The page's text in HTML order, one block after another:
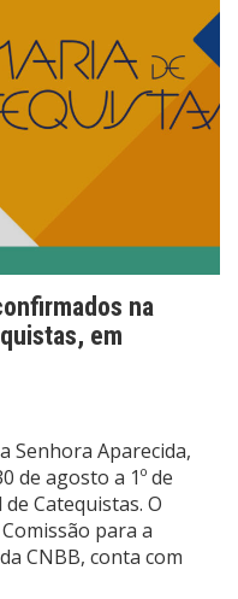
na
em
Senhora Aparecida,
de agosto a 1º de
Catequistas. O
para a
CNBB, conta com